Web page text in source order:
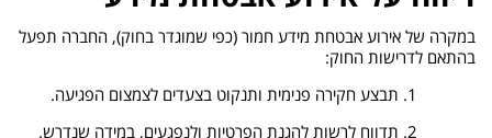
במקרה של אירוע אבטחת מידע חמור (כפי שמוגדר בחוק), החברה תפעל
בהתאם לדרישות החוק:
תבצע חקירה פנימית ותנקוט בצעדים לצמצום הפגיעה.
תדווח לרשות להגנת הפרטיות ולנפגעים, במידה שנדרש.